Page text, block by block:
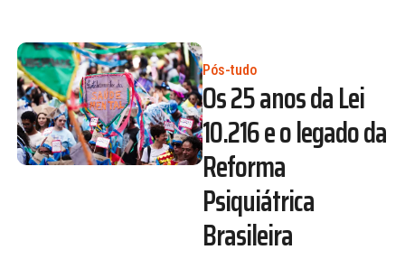
Pós-tudo
Os 25 anos da Lei
10.216 e o legado da
Reforma
Psiquiátrica
Brasileira